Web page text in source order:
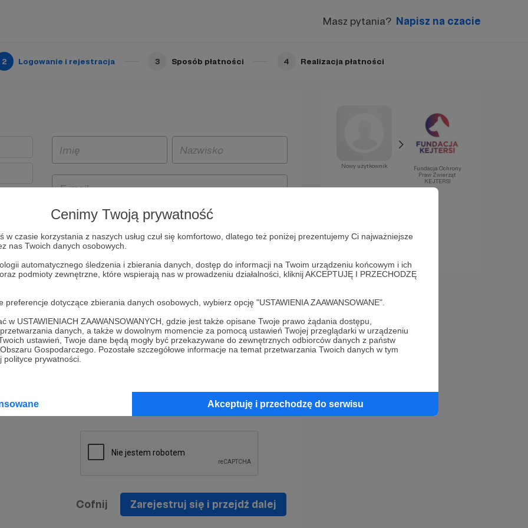
Cenimy Twoją prywatność
w czasie korzystania z naszych usług czuł się komfortowo, dlatego też poniżej prezentujemy Ci najważniejsze
nas Twoich danych osobowych.
automatycznego śledzenia i zbierania danych, dostęp do informacji na Twoim urządzeniu końcowym i ich
podmioty zewnętrzne, które wspierają nas w prowadzeniu działalności, kliknij AKCEPTUJĘ I PRZECHODZĘ
dotyczące zbierania danych osobowych, wybierz opcję "USTAWIENIA ZAAWANSOWANE".
w USTAWIENIACH ZAAWANSOWANYCH, gdzie jest także opisane Twoje prawo żądania dostępu,
danych, a także w dowolnym momencie za pomocą ustawień Twojej przeglądarki w urządzeniu
ustawień, Twoje dane będą mogły być przekazywane do zewnętrznych odbiorców danych z państw
Gospodarczego. Pozostałe szczegółowe informacje na temat przetwarzania Twoich danych w tym
prywatności.
Akceptuję i przechodzę do serwisu
Masz pytania? Napisz na czacie
2 Logowanie i rejestracja 3 Sposób płatności 4 Realizacja płatności
i
będą
z
prawo
na
Politykę Prywatności
* Wyrażam zgodę na przetwarzanie moich danych
osobowych podanych w formularzu rejestracyjnym w celu
prawidłowego świadczenia usług serwisu Patronite.
informacji handlowych - newslettera. Opcja ta może zostać
Cofnij Zarejestruj się i przejdź dalej
Nowy użytkownik
Fundacja Ochrony
Praw Zwierząt
KEJTERSI
Patronem!